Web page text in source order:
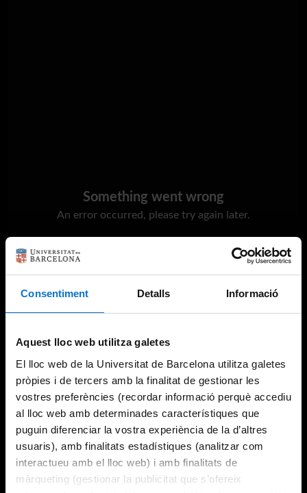
Consentiment Detalls Informació
Aquest lloc web utilitza galetes
El lloc web de la Universitat de Barcelona utilitza galetes
pròpies i de tercers amb la finalitat de gestionar les
vostres preferències (recordar informació perquè accediu
al lloc web amb determinades característiques que
puguin diferenciar la vostra experiència de la d’altres
usuaris), amb finalitats estadístiques (analitzar com
interactueu amb el lloc web) i amb finalitats de
màrqueting (gestionar la publicitat que s’ofereix
Something went wrong
An error occurred, please try again later.
Try again